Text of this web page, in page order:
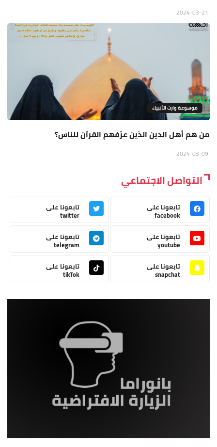
موسوعة وارث الأنبياء
من هم أهل الدين الذين عرّفهم القرآن للناس؟
التواصل الاجتماعي
تابعونا على
facebook
تابعونا على
twitter
تابعونا على
youtube
تابعونا على
telegram
تابعونا على
snapchat
تابعونا على
tikTok